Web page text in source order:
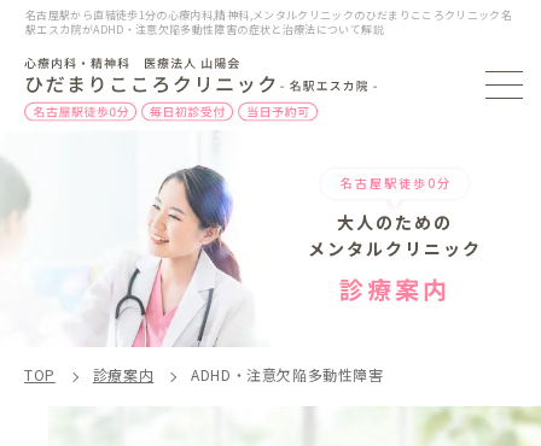
名古屋駅から直結徒歩1分の心療内科,精神科,メンタルクリニックのひだまりこころクリニック名
駅エスカ院がADHD・注意欠陥多動性障害の症状と治療法について解説
名古屋駅徒歩0分
大人のための
メンタルクリニック
診療案内
TOP 診療案内 ADHD・注意欠陥多動性障害